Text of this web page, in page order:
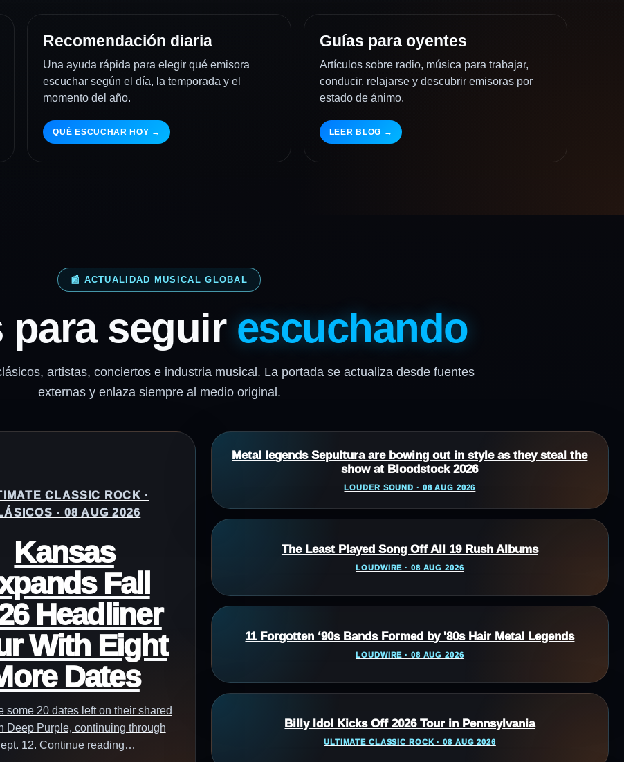
Recomendación diaria
Una ayuda rápida para elegir qué emisora
escuchar según el día, la temporada y el
momento del año.
QUÉ ESCUCHAR HOY →
Guías para oyentes
Artículos sobre radio, música para trabajar,
conducir, relajarse y descubrir emisoras por
estado de ánimo.
LEER BLOG →
📰 ACTUALIDAD MUSICAL GLOBAL
para seguir escuchando
artistas, conciertos e industria musical. La portada se actualiza desde fuentes
externas y enlaza siempre al medio original.
CLASSIC ROCK ·
· 08 AUG 2026
Kansas
Fall
Headliner
With Eight
Dates
some 20 dates left on their shared
Deep Purple, continuing through
12. Continue reading…
Metal legends Sepultura are bowing out in style as they steal the
show at Bloodstock 2026
LOUDER SOUND · 08 AUG 2026
The Least Played Song Off All 19 Rush Albums
LOUDWIRE · 08 AUG 2026
11 Forgotten ‘90s Bands Formed by '80s Hair Metal Legends
LOUDWIRE · 08 AUG 2026
Billy Idol Kicks Off 2026 Tour in Pennsylvania
ULTIMATE CLASSIC ROCK · 08 AUG 2026